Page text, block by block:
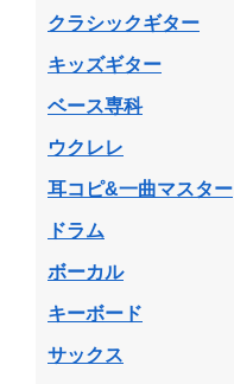
クラシックギター
キッズギター
ベース専科
ウクレレ
耳コピ&一曲マスター
ドラム
ボーカル
キーボード
サックス